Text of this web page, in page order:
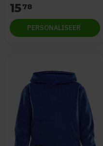
1578
PERSONALISEER